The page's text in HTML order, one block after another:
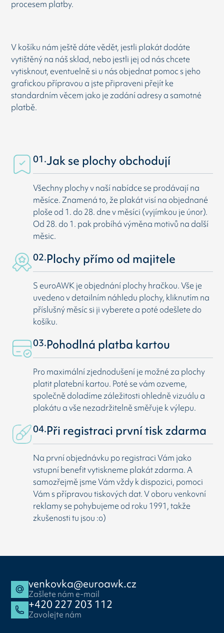
procesem platby.
V košíku nám ještě dáte vědět, jestli plakát dodáte
vytištěný na náš sklad, nebo jestli jej od nás chcete
vytisknout, eventuelně si u nás objednat pomoc s jeho
grafickou přípravou a jste připraveni přejít ke
standardním věcem jako je zadání adresy a samotné
platbě.
01.Jak se plochy obchodují
Všechny plochy v naší nabídce se prodávají na
měsíce. Znamená to, že plakát visí na objednané
ploše od 1. do 28. dne v měsíci (vyjímkou je únor).
Od 28. do 1. pak probíhá výměna motivů na další
měsic.
02.Plochy přímo od majitele
S euroAWK je objednání plochy hračkou. Vše je
uvedeno v detailním náhledu plochy, kliknutím na
příslušný měsíc si ji vyberete a poté odešlete do
košíku.
03.Pohodlná platba kartou
Pro maximální zjednodušení je možné za plochy
platit platební kartou. Poté se vám ozveme,
společně doladíme záležitosti ohledně vizuálu a
plakátu a vše nezadržitelně směřuje k výlepu.
04.Při registraci první tisk zdarma
Na první objednávku po registraci Vám jako
vstupní benefit vytiskneme plakát zdarma. A
samozřejmě jsme Vám vždy k dispozici, pomoci
Vám s přípravou tiskových dat. V oboru venkovní
reklamy se pohybujeme od roku 1991, takže
zkušenosti tu jsou :o)
venkovka@euroawk.cz
Zašlete nám e-mail
+420 227 203 112
Zavolejte nám